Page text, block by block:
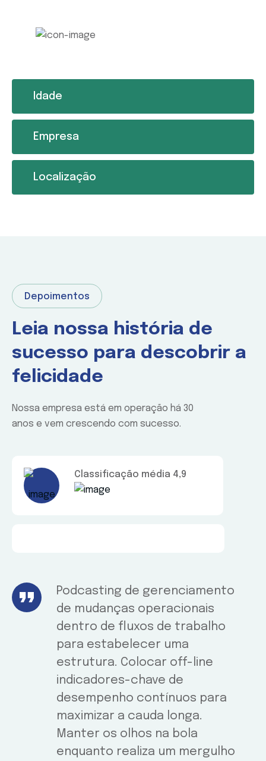
Idade
Empresa
Localização
Depoimentos
Leia nossa história de
sucesso para descobrir a
felicidade
Nossa empresa está em operação há 30
anos e vem crescendo com sucesso.
Classificação média 4,9
Podcasting de gerenciamento
de mudanças operacionais
dentro de fluxos de trabalho
para estabelecer uma
estrutura. Colocar off-line
indicadores-chave de
desempenho contínuos para
maximizar a cauda longa.
Manter os olhos na bola
enquanto realiza um mergulho